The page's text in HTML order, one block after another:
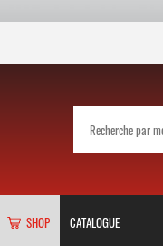
SHOP CATALOGUE